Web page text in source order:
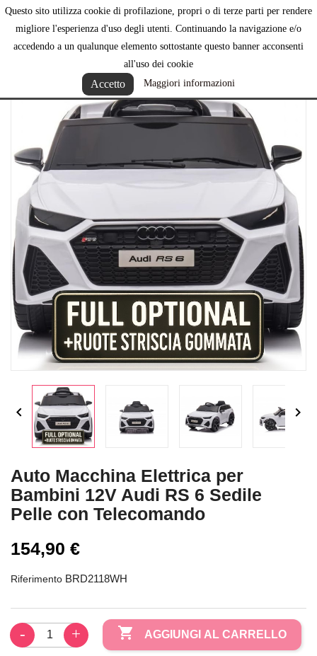
Questo sito utilizza cookie di profilazione, propri o di terze parti per rendere
migliore l'esperienza d'uso degli utenti. Continuando la navigazione e/o
accedendo a un qualunque elemento sottostante questo banner acconsenti
all'uso dei cookie
Accetto Maggiori informazioni

 
Auto Macchina Elettrica per
Bambini 12V Audi RS 6 Sedile
Pelle con Telecomando
154,90 €
Riferimento BRD2118WH
 AGGIUNGI AL CARRELLO